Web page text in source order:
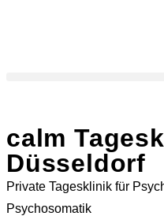
calm
Düsseldorf
Private Tagesklinik für
Psychosomatik